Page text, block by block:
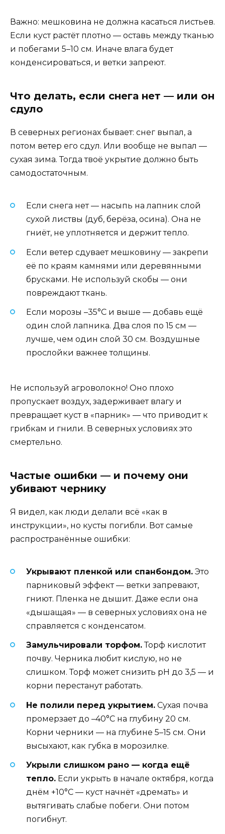
Важно: мешковина не должна касаться листьев.
Если куст растёт плотно — оставь между тканью
и побегами 5–10 см. Иначе влага будет
конденсироваться, и ветки запреют.
Что делать, если снега нет — или он
сдуло
В северных регионах бывает: снег выпал, а
потом ветер его сдул. Или вообще не выпал —
сухая зима. Тогда твоё укрытие должно быть
самодостаточным.
Если снега нет — насыпь на лапник слой
сухой листвы (дуб, берёза, осина). Она не
гниёт, не уплотняется и держит тепло.
Если ветер сдувает мешковину — закрепи
её по краям камнями или деревянными
брусками. Не используй скобы — они
повреждают ткань.
Если морозы –35°C и выше — добавь ещё
один слой лапника. Два слоя по 15 см —
лучше, чем один слой 30 см. Воздушные
прослойки важнее толщины.
Не используй агроволокно! Оно плохо
пропускает воздух, задерживает влагу и
превращает куст в «парник» — что приводит к
грибкам и гнили. В северных условиях это
смертельно.
Частые ошибки — и почему они
убивают чернику
Я видел, как люди делали всё «как в
инструкции», но кусты погибли. Вот самые
распространённые ошибки:
Укрывают пленкой или спанбондом. Это
парниковый эффект — ветки запревают,
гниют. Пленка не дышит. Даже если она
«дышащая» — в северных условиях она не
справляется с конденсатом.
Замульчировали торфом.Торф кислотит
почву. Черника любит кислую, но не
слишком. Торф может снизить pH до 3,5 — и
корни перестанут работать.
Не полили перед укрытием. Сухая почва
промерзает до –40°C на глубину 20 см.
Корни черники — на глубине 5–15 см. Они
высыхают, как губка в морозилке.
Укрыли слишком рано — когда ещё
тепло. Если укрыть в начале октября, когда
днём +10°C — куст начнёт «дремать» и
вытягивать слабые побеги. Они потом
погибнут.